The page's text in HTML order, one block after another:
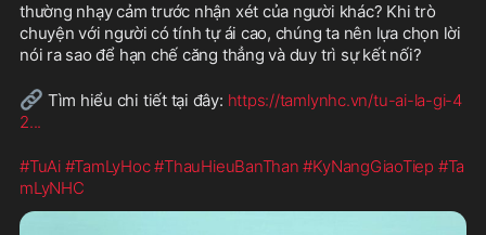
thường nhạy cảm trước nhận xét của người khác? Khi trò
chuyện với người có tính tự ái cao, chúng ta nên lựa chọn lời
nói ra sao để hạn chế căng thẳng và duy trì sự kết nối?
🔗 Tìm hiểu chi tiết tại đây: https://tamlynhc.vn/tu-ai-la-gi-4
2...
#TuAi #TamLyHoc#ThauHieuBanThan #KyNangGiaoTiep #Ta
mLyNHC